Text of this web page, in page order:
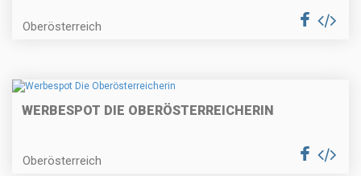
Oberösterreich
WERBESPOT DIE OBERÖSTERREICHERIN
Oberösterreich